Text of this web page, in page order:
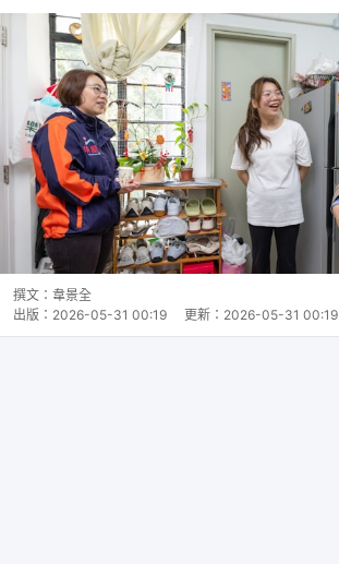
撰文： 韋景全
出版： 2026-05-31 00:19 更新： 2026-05-31 00:19